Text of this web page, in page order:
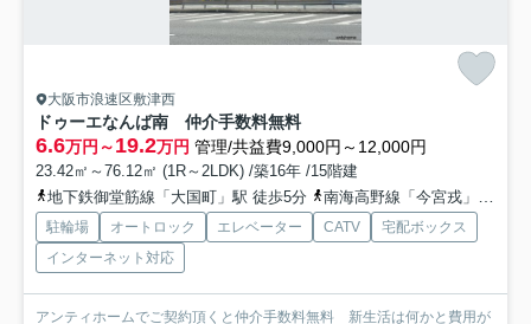
大阪市浪速区敷津西
ドゥーエなんば南 仲介手数料無料
6.6万円～19.2万円 管理/共益費9,000円～12,000円
23.42㎡～76.12㎡ (1R～2LDK) /築16年 /15階建
地下鉄御堂筋線「大国町」駅 徒歩5分
南海高野線「今宮戎」駅 徒歩11分
駐輪場 オートロック エレベーター CATV
宅配ボックス
インターネット対応
アンティホームでご契約頂くと仲介手数料無料 新生活は何かと費用が